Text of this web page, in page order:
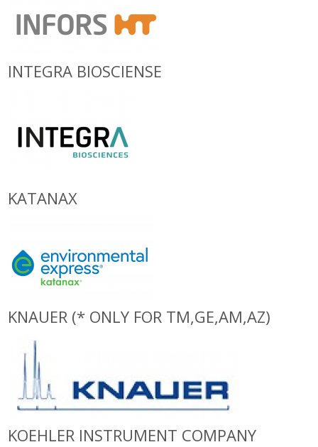
INTEGRA BIOSCIENSE
KATANAX
KNAUER (* ONLY FOR TM,GE,AM,AZ)
KOEHLER INSTRUMENT COMPANY